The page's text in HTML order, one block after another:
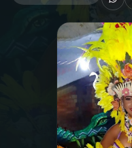
PROGRAMAÇÃO
PROGRAMAS
PODCASTS